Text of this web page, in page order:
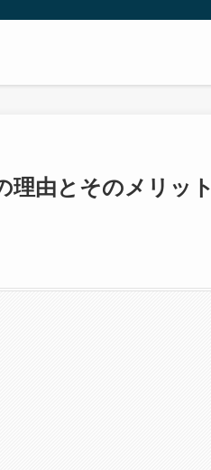
理由とそのメリット